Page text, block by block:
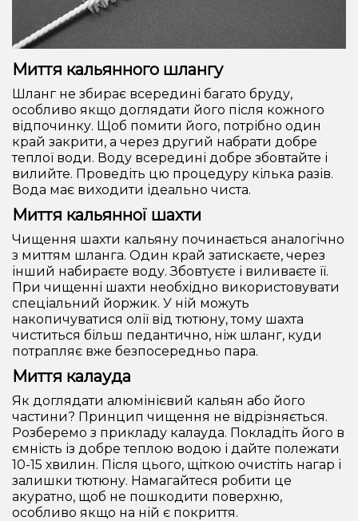
Миття кальянного шлангу
Шланг не збирає всередині багато бруду,
особливо якщо доглядати його після кожного
відпочинку. Щоб помити його, потрібно один
край закрити, а через другий набрати добре
теплої води. Воду всередині добре збовтайте і
вилийте. Проведіть цю процедуру кілька разів.
Вода має виходити ідеально чиста.
Миття кальянної шахти
Чищення шахти кальяну починається аналогічно
з миттям шланга. Один край затискаєте, через
інший набираєте воду. Збовтуєте і виливаєте її.
При чищенні шахти необхідно використовувати
спеціальний йоржик. У ній можуть
накопичуватися олії від тютюну, тому шахта
чиститься більш педантично, ніж шланг, куди
потрапляє вже безпосередньо пара.
Миття калауда
Як доглядати алюмінієвий кальян або його
частини? Принцип чищення не відрізняється.
Розберемо з прикладу калауда. Покладіть його в
ємність із добре теплою водою і дайте полежати
10-15 хвилин. Після цього, щіткою очистіть нагар і
залишки тютюну. Намагайтеся робити це
акуратно, щоб не пошкодити поверхню,
особливо якщо на ній є покриття.